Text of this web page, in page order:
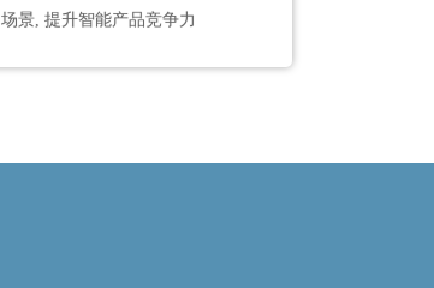
场景, 提升智能产品竞争力